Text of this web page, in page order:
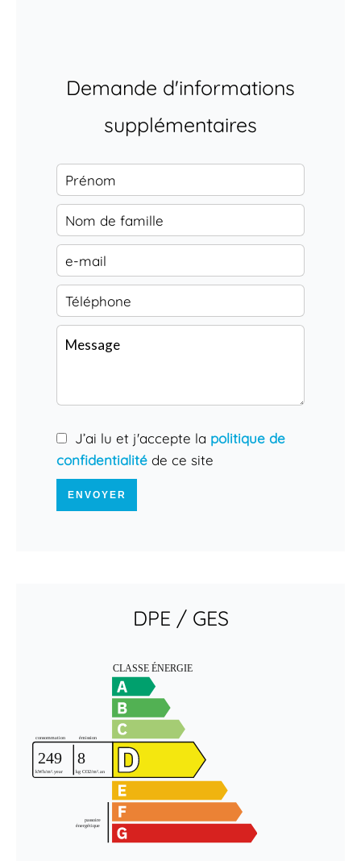
Demande d'informations
supplémentaires
J’ai lu et j'accepte la politique de
confidentialité de ce site
ENVOYER
DPE / GES